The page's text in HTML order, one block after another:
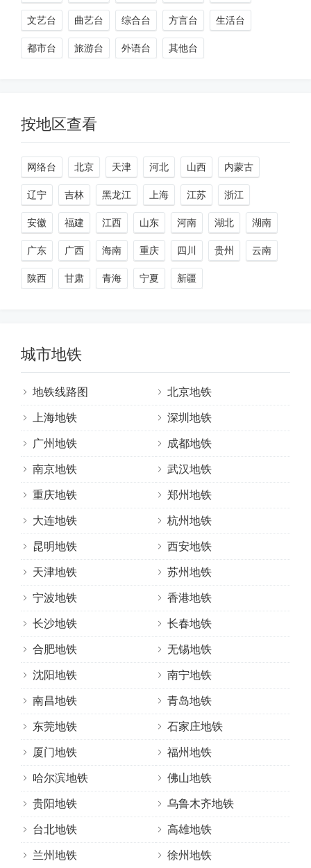
文艺台 曲艺台 综合台 方言台 生活台
都市台 旅游台 外语台 其他台
按地区查看
网络台 北京 天津 河北 山西 内蒙古
辽宁 吉林 黑龙江 上海 江苏 浙江
安徽 福建 江西 山东 河南 湖北 湖南
广东 广西 海南 重庆 四川 贵州 云南
陕西 甘肃 青海 宁夏 新疆
城市地铁
地铁线路图 北京地铁
上海地铁 深圳地铁
广州地铁 成都地铁
南京地铁 武汉地铁
重庆地铁 郑州地铁
大连地铁 杭州地铁
昆明地铁 西安地铁
天津地铁 苏州地铁
宁波地铁 香港地铁
长沙地铁 长春地铁
合肥地铁 无锡地铁
沈阳地铁 南宁地铁
南昌地铁 青岛地铁
东莞地铁 石家庄地铁
厦门地铁 福州地铁
哈尔滨地铁 佛山地铁
贵阳地铁 乌鲁木齐地铁
台北地铁 高雄地铁
兰州地铁 徐州地铁